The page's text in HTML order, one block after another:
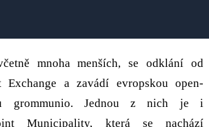
mnoha menších, se odklání od
Exchange a zavádí evropskou open-
grommunio. Jednou z nich je i
Municipality, která se nachází